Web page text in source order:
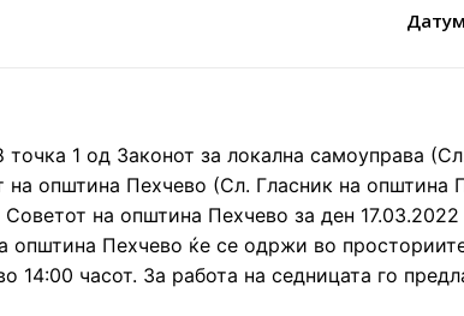
точка 1 од Законот за локална самоуправа
на општина Пехчево (Сл. Гласник на општина
Советот на општина Пехчево за ден
општина Пехчево ќе се одржи во
14:00 часот. За работа на седницата го